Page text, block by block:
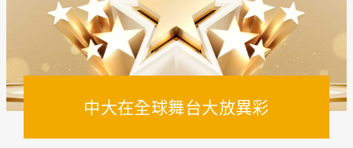
中大在全球舞台大放異彩